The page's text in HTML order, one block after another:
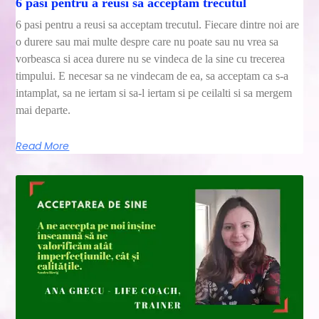
6 pasi pentru a reusi sa acceptam trecutul
6 pasi pentru a reusi sa acceptam trecutul. Fiecare dintre noi are
o durere sau mai multe despre care nu poate sau nu vrea sa
vorbeasca si acea durere nu se vindeca de la sine cu trecerea
timpului. E necesar sa ne vindecam de ea, sa acceptam ca s-a
intamplat, sa ne iertam si sa-l iertam si pe ceilalti si sa mergem
mai departe.
Read More